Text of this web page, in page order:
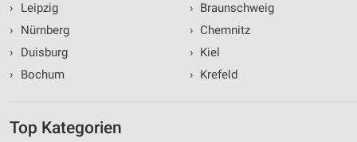
›
Leipzig
›
Nürnberg
›
Duisburg
›
Bochum
› Braunschweig
› Chemnitz
› Kiel
› Krefeld
Top Kategorien